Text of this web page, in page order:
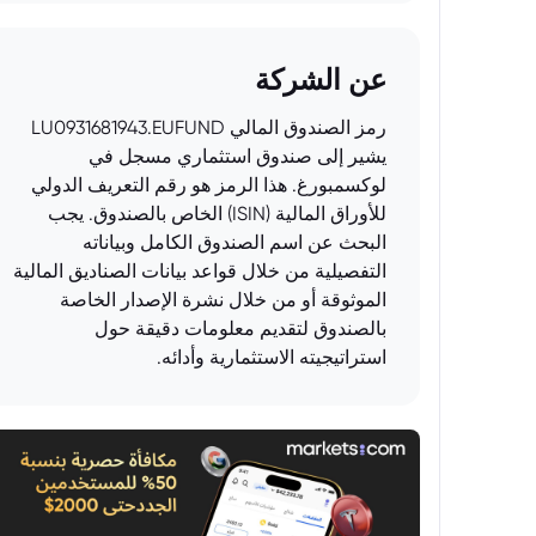
عن الشركة
رمز الصندوق المالي LU0931681943.EUFUND
يشير إلى صندوق استثماري مسجل في
لوكسمبورغ. هذا الرمز هو رقم التعريف الدولي
للأوراق المالية (ISIN) الخاص بالصندوق. يجب
البحث عن اسم الصندوق الكامل وبياناته
التفصيلية من خلال قواعد بيانات الصناديق المالية
الموثوقة أو من خلال نشرة الإصدار الخاصة
بالصندوق لتقديم معلومات دقيقة حول
استراتيجيته الاستثمارية وأدائه.